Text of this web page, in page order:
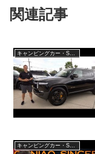
関連記事
キャンピングカー・SUV人気車種